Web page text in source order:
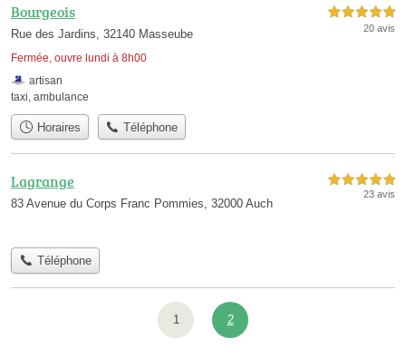
Bourgeois
Rue des Jardins, 32140 Masseube
Fermée, ouvre lundi à 8h00
5,0 étoiles sur 5
20 avis
artisan
taxi ambulance
Horaires Téléphone
Lagrange
83 Avenue du Corps Franc Pommies, 32000 Auch
5,0 étoiles sur 5
23 avis
Téléphone
1 2